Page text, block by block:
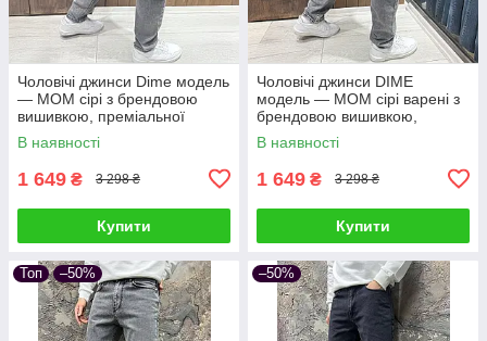
Чоловічі джинси Dime модель
— МОМ сірі з брендовою
вишивкою, преміальної
турецької якості
В наявності
1 649 ₴ 3 298 ₴
Купити
Чоловічі джинси DIME
модель — МОМ сірі варені з
брендовою вишивкою,
преміальної турецької якості
В наявності
1 649 ₴ 3 298 ₴
Купити
Топ –50% –50%